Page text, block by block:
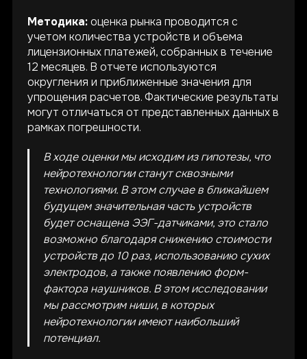
Методика:оценка рынка проводится с
учетом количества устройств и объема
лицензионных платежей, собранных в течение
12 месяцев. В отчете используются
округления и приближенные значения для
упрощения расчетов. Фактические результаты
могут отличаться от представленных данных в
рамках погрешности.
В ходе оценки мы исходим из гипотезы, что
нейротехнологии станут сквозными
технологиями. В этом случае в ближайшем
будущем значительная часть устройств
будет оснащена ЭЭГ-датчиками, это стало
возможно благодаря снижению стоимости
устройств до 10 раз, использованию сухих
электродов, а также появлению форм-
фактора наушников. В этом исследовании
мы рассмотрим ниши, в которых
нейротехнологии имеют наибольший
потенциал.